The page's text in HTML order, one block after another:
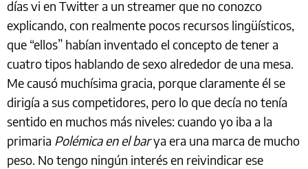
días vi en Twitter a un streamer que no conozco
explicando, con realmente pocos recursos lingüísticos,
que “ellos” habían inventado el concepto de tener a
cuatro tipos hablando de sexo alrededor de una mesa.
Me causó muchísima gracia, porque claramente él se
dirigía a sus competidores, pero lo que decía no tenía
sentido en muchos más niveles: cuando yo iba a la
primaria Polémica en el barya era una marca de mucho
peso. No tengo ningún interés en reivindicar ese